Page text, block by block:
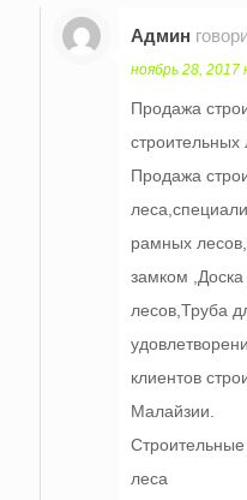
Админ
ноябрь 28, 2017
Продажа
строительных
Продажа
рамных
замком
лесов,Труба
клиентов
Малайзии.
леса